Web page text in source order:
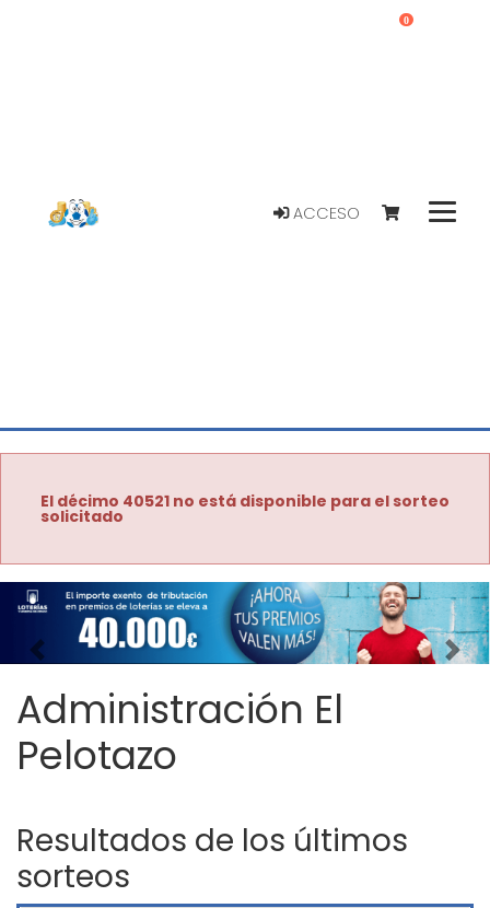
ACCESO
0
El décimo 40521 no está disponible para el sorteo
solicitado
Imagen anterior
Administración El
Pelotazo
Resultados de los últimos
sorteos